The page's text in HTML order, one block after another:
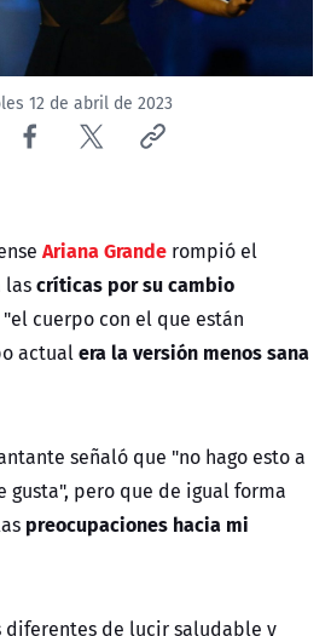
12 de abril de 2023
Ariana Grande rompió el
lascríticas por su cambio
cuerpo con el que están
actualera la versión menos sana
señaló que "no hago esto a
gusta", pero que de igual forma
preocupaciones hacia mi
diferentes de lucir saludable y